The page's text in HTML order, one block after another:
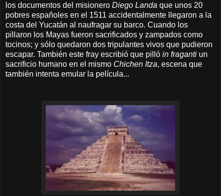
los documentos del misionero Diego Landa que unos 20
pobres españoles en el 1511 accidentalmente llegaron a la
costa del Yucatán al naufragar su barco. Cuando los
pillaron los Mayas fueron sacrificados y zampados como
tocinos; y sólo quedaron dos tripulantes vivos que pudieron
escapar. También este fray escribió que pilló in fraganti un
sacrificio humano en el mismo Chichen Itza, escena que
también intenta emular la película...